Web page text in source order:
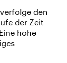
den
der Zeit
hohe